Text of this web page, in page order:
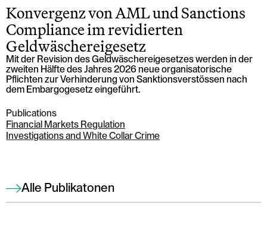
Konvergenz von AML und Sanctions
Compliance im revidierten
Geldwäschereigesetz
Mit der Revision des Geldwäschereigesetzes werden in der
zweiten Hälfte des Jahres 2026 neue organisatorische
Pflichten zur Verhinderung von Sanktionsverstössen nach
dem Embargogesetz eingeführt.
Publications
Financial Markets Regulation
Investigations and White Collar Crime
Alle Publikatonen